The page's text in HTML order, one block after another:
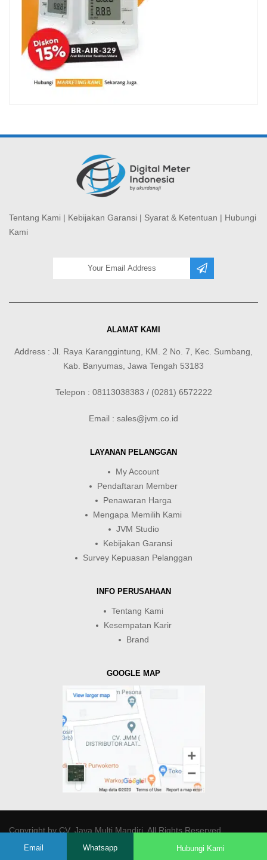
Tentang Kami | Kebijakan Garansi | Syarat & Ketentuan | Hubungi
Kami
ALAMAT KAMI
Address : Jl. Raya Karanggintung, KM. 2 No. 7, Kec. Sumbang,
Kab. Banyumas, Jawa Tengah 53183
Telepon : 08113038383 / (0281) 6572222
Email : sales@jvm.co.id
LAYANAN PELANGGAN
My Account
Pendaftaran Member
Penawaran Harga
Mengapa Memilih Kami
JVM Studio
Kebijakan Garansi
Survey Kepuasan Pelanggan
INFO PERUSAHAAN
Tentang Kami
Kesempatan Karir
Brand
GOOGLE MAP
Copyright by CV. Java Multi Mandiri . All Rights Reserved.
Email Whatsapp Hubungi Kami